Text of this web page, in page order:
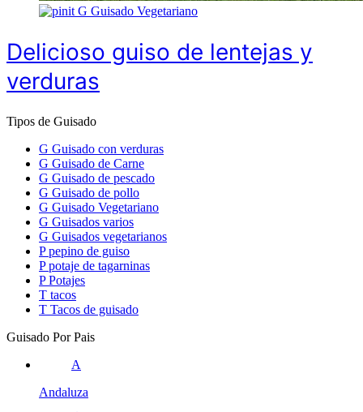
G Guisado Vegetariano
Delicioso guiso de lentejas y
verduras
Tipos de Guisado
G Guisado con verduras
G Guisado de Carne
G Guisado de pescado
G Guisado de pollo
G Guisado Vegetariano
G Guisados varios
G Guisados vegetarianos
P pepino de guiso
P potaje de tagarninas
P Potajes
T tacos
T Tacos de guisado
Guisado Por Pais
A
Andaluza